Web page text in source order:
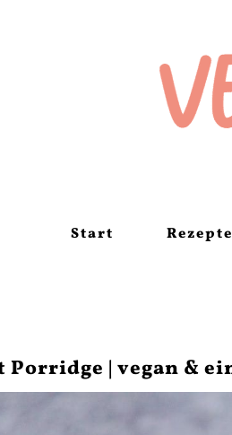
Start Rezepte
| vegan &